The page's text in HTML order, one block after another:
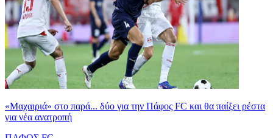
«Μαχαιριά» στο παρά... δύο για την Πάφος FC και θα παίξει ρέστα
για νέα ανατροπή